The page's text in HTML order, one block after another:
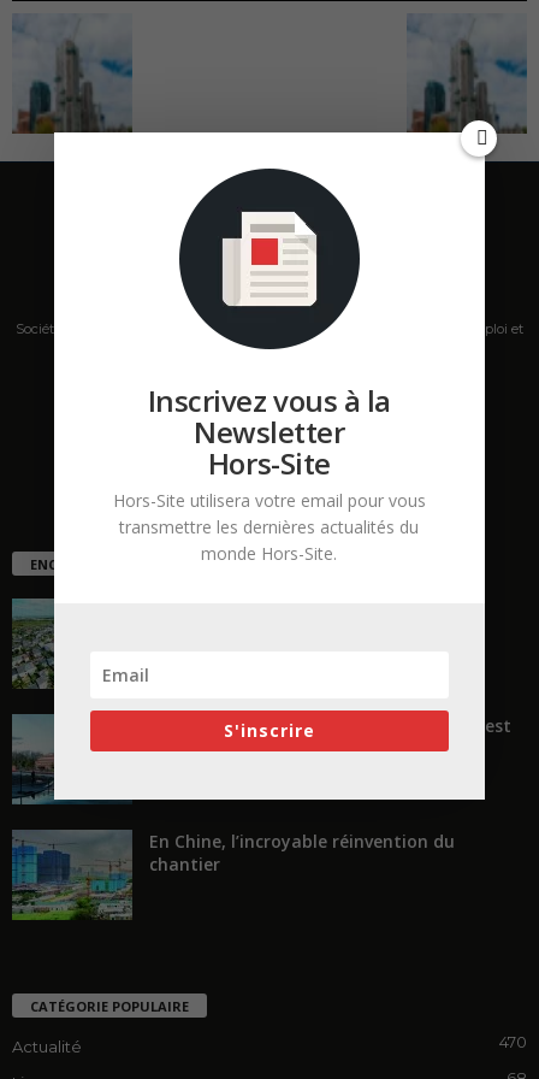
Société de presse, plateforme de mise en relation sur les marchés B2B, emploi et
salons s'adressant aux professionnels de la construction Hors Site.
Contactez-nous:contact@hors-site.com
ENCORE PLUS D'ARTICLES
« Transformer plutôt que démolir, ce n’est
pas regarder en arrière...
En Chine, l’incroyable réinvention du
chantier
CATÉGORIE POPULAIRE
Actualité 470
Inscrivez vous à la
Newsletter
Hors-Site
Hors-Site utilisera votre email pour vous
transmettre les dernières actualités du
monde Hors-Site.
S'inscrire